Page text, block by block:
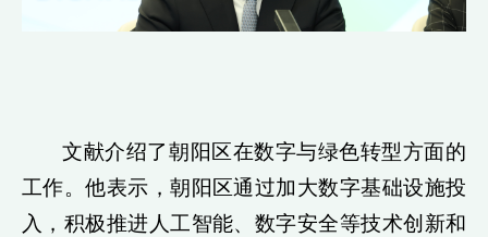
文献介绍了朝阳区在数字与绿色转型方面的
工作。他表示，朝阳区通过加大数字基础设施投
入，积极推进人工智能、数字安全等技术创新和